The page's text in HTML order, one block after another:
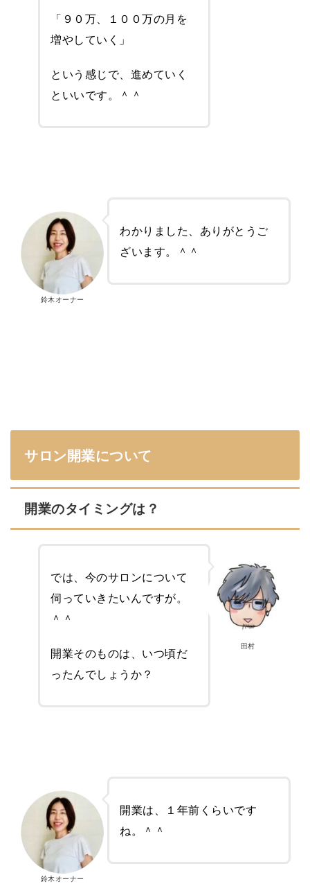
「９０万、１００万の月を
増やしていく」
という感じで、進めていく
といいです。＾＾
わかりました、ありがとうご
ざいます。＾＾
鈴木オーナー
サロン開業について
開業のタイミングは？
では、今のサロンについて
伺っていきたいんですが。
＾＾
開業そのものは、いつ頃だ
ったんでしょうか？
田村
開業は、１年前くらいです
ね。＾＾
鈴木オーナー